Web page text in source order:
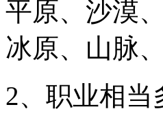
平原、沙漠
冰原、山脉
2、职业相当